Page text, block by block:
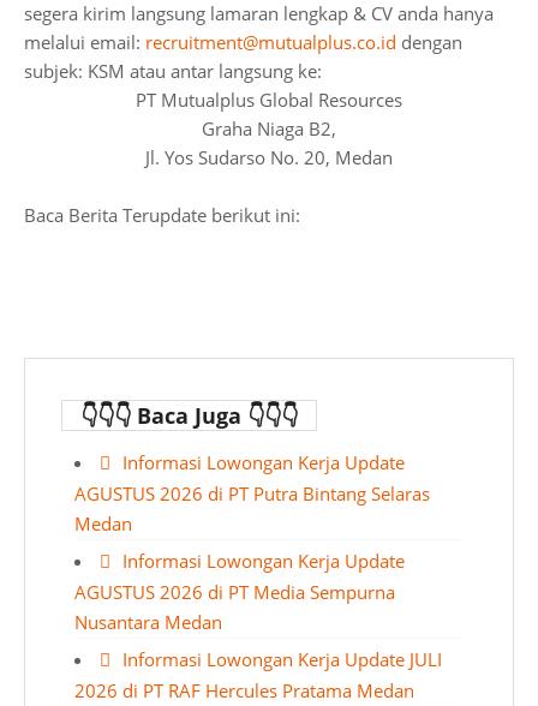
segera kirim langsung lamaran lengkap & CV anda hanya
melalui email: recruitment@mutualplus.co.id dengan
subjek: KSM atau antar langsung ke:
PT Mutualplus Global Resources
Graha Niaga B2,
Jl. Yos Sudarso No. 20, Medan
Baca Berita Terupdate berikut ini:
👇👇👇 Baca Juga 👇👇👇
Informasi Lowongan Kerja Update
AGUSTUS 2026 di PT Putra Bintang Selaras
Medan
Informasi Lowongan Kerja Update
AGUSTUS 2026 di PT Media Sempurna
Nusantara Medan
Informasi Lowongan Kerja Update JULI
2026 di PT RAF Hercules Pratama Medan